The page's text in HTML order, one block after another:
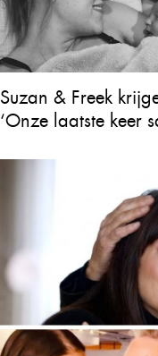
Suzan & Freek
‘Onze laatste keer